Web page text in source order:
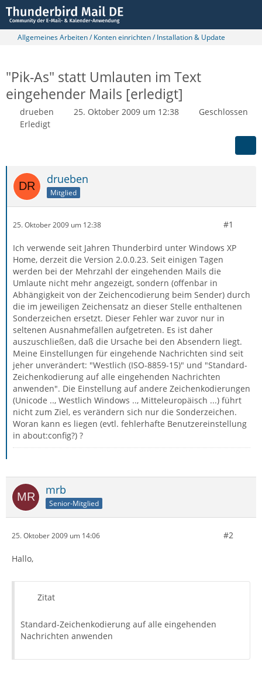
Allgemeines Arbeiten / Konten einrichten / Installation & Update
"Pik-As" statt Umlauten im Text
eingehender Mails [erledigt]
drueben 25. Oktober 2009 um 12:38
Geschlossen
Erledigt
drueben
Mitglied
25. Oktober 2009 um 12:38 #1
Ich verwende seit Jahren Thunderbird unter Windows XP
Home, derzeit die Version 2.0.0.23. Seit einigen Tagen
werden bei der Mehrzahl der eingehenden Mails die
Umlaute nicht mehr angezeigt, sondern (offenbar in
Abhängigkeit von der Zeichencodierung beim Sender) durch
die im jeweiligen Zeichensatz an dieser Stelle enthaltenen
Sonderzeichen ersetzt. Dieser Fehler war zuvor nur in
seltenen Ausnahmefällen aufgetreten. Es ist daher
auszuschließen, daß die Ursache bei den Absendern liegt.
Meine Einstellungen für eingehende Nachrichten sind seit
jeher unverändert: "Westlich (ISO-8859-15)" und "Standard-
Zeichenkodierung auf alle eingehenden Nachrichten
anwenden". Die Einstellung auf andere Zeichenkodierungen
(Unicode .., Westlich Windows .., Mitteleuropäisch ...) führt
nicht zum Ziel, es verändern sich nur die Sonderzeichen.
Woran kann es liegen (evtl. fehlerhafte Benutzereinstellung
in about:config?) ?
mrb
Senior-Mitglied
25. Oktober 2009 um 14:06 #2
Hallo,
Zitat
Standard-Zeichenkodierung auf alle eingehenden
Nachrichten anwenden